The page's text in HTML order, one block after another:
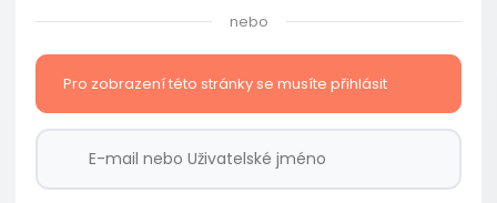
nebo
Pro zobrazení této stránky se musíte přihlásit